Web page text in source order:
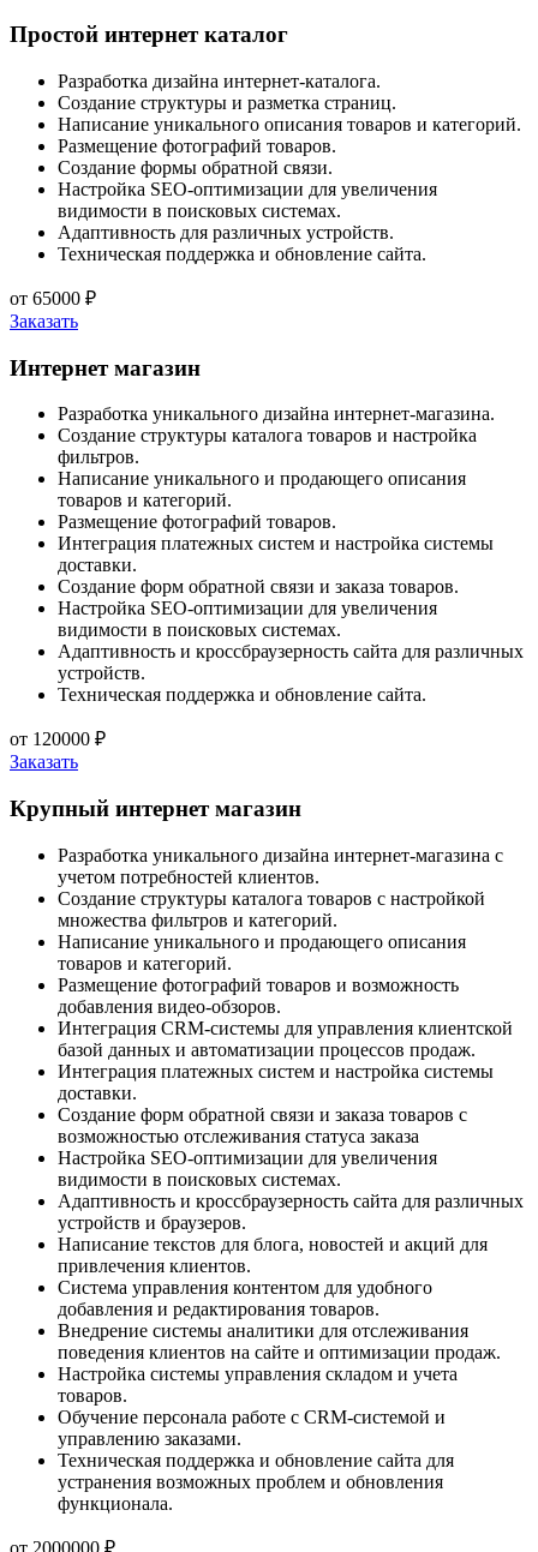
Простой интернет каталог
Разработка дизайна интернет-каталога.
Создание структуры и разметка страниц.
Написание уникального описания товаров и категорий.
Размещение фотографий товаров.
Создание формы обратной связи.
Настройка SEO-оптимизации для увеличения
видимости в поисковых системах.
Адаптивность для различных устройств.
Техническая поддержка и обновление сайта.
от 65000 ₽
Заказать
Интернет магазин
Разработка уникального дизайна интернет-магазина.
Создание структуры каталога товаров и настройка
фильтров.
Написание уникального и продающего описания
товаров и категорий.
Размещение фотографий товаров.
Интеграция платежных систем и настройка системы
доставки.
Создание форм обратной связи и заказа товаров.
Настройка SEO-оптимизации для увеличения
видимости в поисковых системах.
Адаптивность и кроссбраузерность сайта для различных
устройств.
Техническая поддержка и обновление сайта.
от 120000 ₽
Заказать
Крупный интернет магазин
Разработка уникального дизайна интернет-магазина с
учетом потребностей клиентов.
Создание структуры каталога товаров с настройкой
множества фильтров и категорий.
Написание уникального и продающего описания
товаров и категорий.
Размещение фотографий товаров и возможность
добавления видео-обзоров.
Интеграция CRM-системы для управления клиентской
базой данных и автоматизации процессов продаж.
Интеграция платежных систем и настройка системы
доставки.
Создание форм обратной связи и заказа товаров с
возможностью отслеживания статуса заказа
Настройка SEO-оптимизации для увеличения
видимости в поисковых системах.
Адаптивность и кроссбраузерность сайта для различных
устройств и браузеров.
Написание текстов для блога, новостей и акций для
привлечения клиентов.
Система управления контентом для удобного
добавления и редактирования товаров.
Внедрение системы аналитики для отслеживания
поведения клиентов на сайте и оптимизации продаж.
Настройка системы управления складом и учета
товаров.
Обучение персонала работе с CRM-системой и
управлению заказами.
Техническая поддержка и обновление сайта для
устранения возможных проблем и обновления
функционала.
от 2000000 ₽